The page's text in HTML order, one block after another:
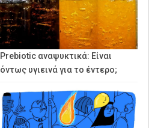
Prebiotic αναψυκτικά: Είναι
όντως υγιεινά για το έντερο;